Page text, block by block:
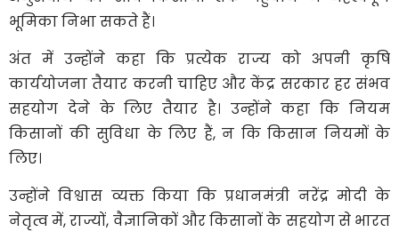
भूमिका निभा सकते हैं।
अंत में उन्होंने कहा कि प्रत्येक राज्य को अपनी कृषि
कार्ययोजना तैयार करनी चाहिए और केंद्र सरकार हर संभव
सहयोग देने के लिए तैयार है। उन्होंने कहा कि नियम
किसानों की सुविधा के लिए हैं, न कि किसान नियमों के
लिए।
उन्होंने विश्वास व्यक्त किया कि प्रधानमंत्री नरेंद्र मोदी के
नेतृत्व में, राज्यों, वैज्ञानिकों और किसानों के सहयोग से भारत